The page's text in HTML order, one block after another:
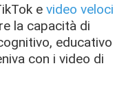
e video veloci
la capacità di
educativo
con i video di